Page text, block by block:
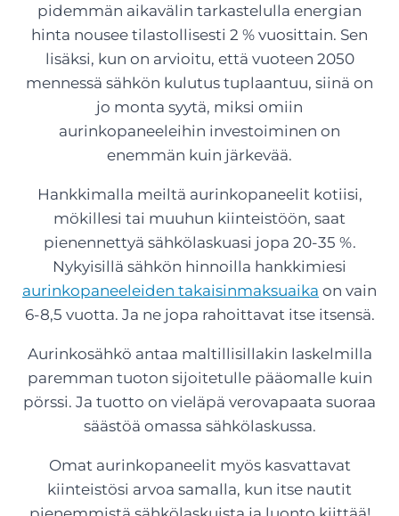
pidemmän aikavälin tarkastelulla energian
hinta nousee tilastollisesti 2 % vuosittain. Sen
lisäksi, kun on arvioitu, että vuoteen 2050
mennessä sähkön kulutus tuplaantuu, siinä on
jo monta syytä, miksi omiin
aurinkopaneeleihin investoiminen on
enemmän kuin järkevää.
Hankkimalla meiltä aurinkopaneelit kotiisi,
mökillesi tai muuhun kiinteistöön, saat
pienennettyä sähkölaskuasi jopa 20-35 %.
Nykyisillä sähkön hinnoilla hankkimiesi
aurinkopaneeleiden takaisinmaksuaika on vain
6-8,5 vuotta. Ja ne jopa rahoittavat itse itsensä.
Aurinkosähkö antaa maltillisillakin laskelmilla
paremman tuoton sijoitetulle pääomalle kuin
pörssi. Ja tuotto on vieläpä verovapaata suoraa
säästöä omassa sähkölaskussa.
Omat aurinkopaneelit myös kasvattavat
kiinteistösi arvoa samalla, kun itse nautit